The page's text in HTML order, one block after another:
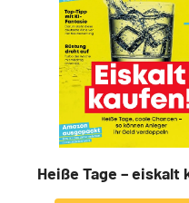
Heiße Tage –